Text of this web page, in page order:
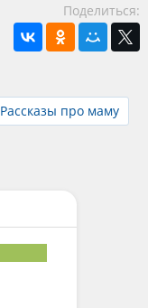
Поделиться:
Рассказы про маму